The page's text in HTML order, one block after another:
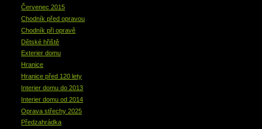
Červenec 2015
Chodník před opravou
Chodník při opravě
Dětské hřiště
Exterier domu
Hranice
Hranice před 120 lety
Interier domu do 2013
Interier domu od 2014
Oprava střechy 2025
Předzahrádka